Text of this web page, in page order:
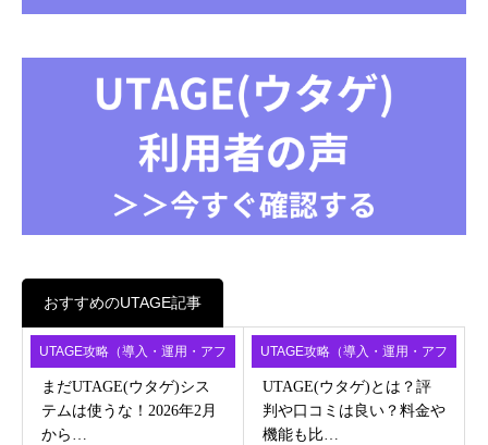
おすすめのUTAGE記事
UTAGE攻略（導入・運用・アフ
ィ）
まだUTAGE(ウタゲ)シス
テムは使うな！2026年2月
から…
UTAGE攻略（導入・運用・アフ
ィ）
UTAGE(ウタゲ)とは？評
判や口コミは良い？料金や
機能も比…